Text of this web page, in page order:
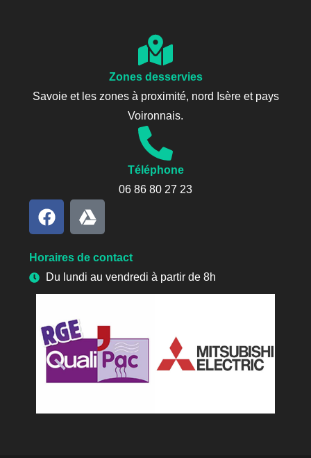
Zones desservies
Savoie et les zones à proximité, nord Isère et pays
Voironnais.
Téléphone
06 86 80 27 23
Horaires de contact
Du lundi au vendredi à partir de 8h